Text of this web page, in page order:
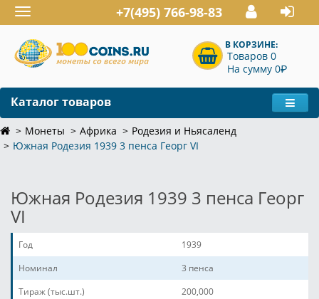
Toggle
navigation
+7(495) 766-98-83
В КОРЗИНЕ:
Товаров 0
На сумму 0P
Каталог товаров
Монеты Африка
Родезия и Ньясаленд
Южная Родезия 1939 3 пенса Георг VI
Южная Родезия 1939 3 пенса Георг
VI
Год
1939
Номинал
3 пенса
Тираж (тыс.шт.)
200,000